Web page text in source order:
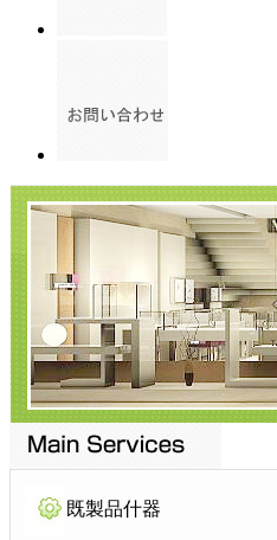
既製品什器